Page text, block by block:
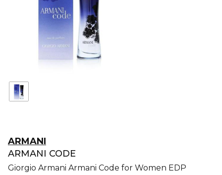
ARMANI
ARMANI CODE
Giorgio Armani Armani Code for Women EDP